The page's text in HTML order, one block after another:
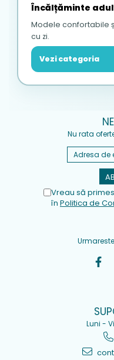
Încălțăminte
Modele confortabile
cu zi.
Vezi categoria
Nu rata
Vreau să
în Politica de
Luni -